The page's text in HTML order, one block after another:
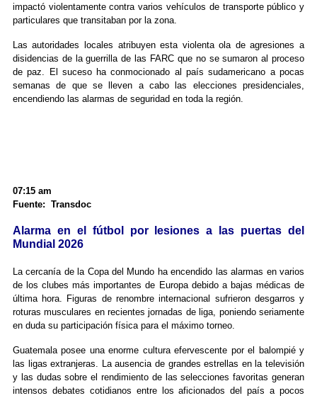
impactó violentamente contra varios vehículos de transporte público y
particulares que transitaban por la zona.
Las autoridades locales atribuyen esta violenta ola de agresiones a
disidencias de la guerrilla de las FARC que no se sumaron al proceso
de paz. El suceso ha conmocionado al país sudamericano a pocas
semanas de que se lleven a cabo las elecciones presidenciales,
encendiendo las alarmas de seguridad en toda la región.
07:15 am
Fuente: Transdoc
Alarma en el fútbol por lesiones a las puertas del
Mundial 2026
La cercanía de la Copa del Mundo ha encendido las alarmas en varios
de los clubes más importantes de Europa debido a bajas médicas de
última hora. Figuras de renombre internacional sufrieron desgarros y
roturas musculares en recientes jornadas de liga, poniendo seriamente
en duda su participación física para el máximo torneo.
Guatemala posee una enorme cultura efervescente por el balompié y
las ligas extranjeras. La ausencia de grandes estrellas en la televisión
y las dudas sobre el rendimiento de las selecciones favoritas generan
intensos debates cotidianos entre los aficionados del país a pocos